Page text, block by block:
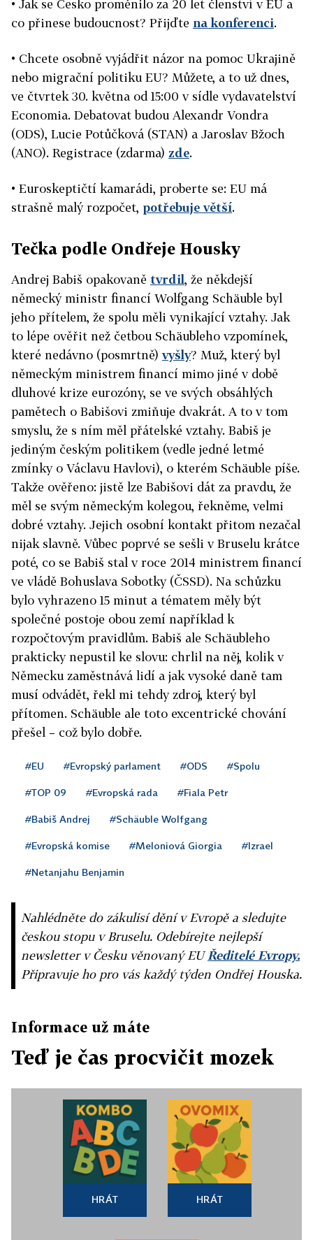
• Jak se Česko proměnilo za 20 let členství v EU a
co přinese budoucnost? Přijďte na konferenci.
• Chcete osobně vyjádřit názor na pomoc Ukrajině
nebo migrační politiku EU? Můžete, a to už dnes,
ve čtvrtek 30. května od 15:00 v sídle vydavatelství
Economia. Debatovat budou Alexandr Vondra
(ODS), Lucie Potůčková (STAN) a Jaroslav Bžoch
(ANO). Registrace (zdarma) zde.
• Euroskeptičtí kamarádi, proberte se: EU má
strašně malý rozpočet, potřebuje větší.
Tečka podle Ondřeje Housky
Andrej Babiš opakovaně tvrdil, že někdejší
německý ministr financí Wolfgang Schäuble byl
jeho přítelem, že spolu měli vynikající vztahy. Jak
to lépe ověřit než četbou Schäubleho vzpomínek,
které nedávno (posmrtně)vyšly? Muž, který byl
německým ministrem financí mimo jiné v době
dluhové krize eurozóny, se ve svých obsáhlých
pamětech o Babišovi zmiňuje dvakrát. A to v tom
smyslu, že s ním měl přátelské vztahy. Babiš je
jediným českým politikem (vedle jedné letmé
zmínky o Václavu Havlovi), o kterém Schäuble píše.
Takže ověřeno: jistě lze Babišovi dát za pravdu, že
měl se svým německým kolegou, řekněme, velmi
dobré vztahy. Jejich osobní kontakt přitom nezačal
nijak slavně. Vůbec poprvé se sešli v Bruselu krátce
poté, co se Babiš stal v roce 2014 ministrem financí
ve vládě Bohuslava Sobotky (ČSSD). Na schůzku
bylo vyhrazeno 15 minut a tématem měly být
společné postoje obou zemí například k
rozpočtovým pravidlům. Babiš ale Schäubleho
prakticky nepustil ke slovu: chrlil na něj, kolik v
Německu zaměstnává lidí a jak vysoké daně tam
musí odvádět, řekl mi tehdy zdroj, který byl
přítomen. Schäuble ale toto excentrické chování
přešel – což bylo dobře.
#EU #Evropský parlament #ODS #Spolu
#TOP 09 #Evropská rada #Fiala Petr
#Babiš Andrej #Schäuble Wolfgang
#Evropská komise #Meloniová Giorgia #Izrael
#Netanjahu Benjamin
Nahlédněte do zákulisí dění v Evropě a sledujte
českou stopu v Bruselu. Odebírejte nejlepší
newsletter v Česku věnovaný EUŘeditelé Evropy.
Připravuje ho pro vás každý týden Ondřej Houska.
Informace už máte
Teď je čas procvičit mozek
HRÁT HRÁT